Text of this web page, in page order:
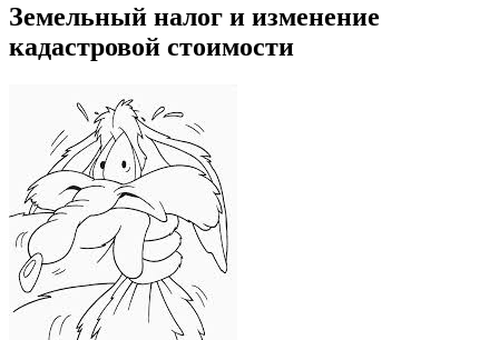
Земельный налог и изменение
кадастровой стоимости